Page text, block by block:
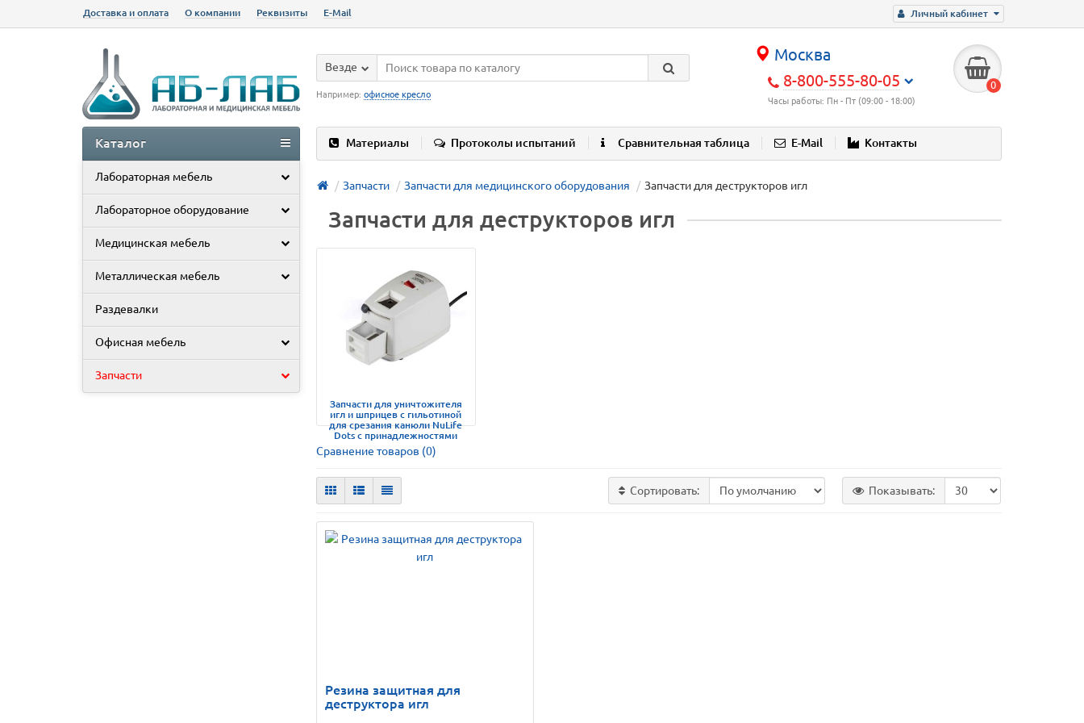
Личный кабинет
Доставка и оплата О компании Реквизиты E-Mail
Москва
8-800-555-80-05
Часы работы: Пн - Пт (09:00 - 18:00)
0
Везде
Например: офисное кресло
Материалы Протоколы испытаний Сравнительная таблица E-Mail Контакты
Каталог
Лабораторная мебель
Лабораторное оборудование
Медицинская мебель
Металлическая мебель
Раздевалки
Офисная мебель
Запчасти
Запчасти Запчасти для медицинского оборудования Запчасти для деструкторов игл
Запчасти для деструкторов игл
Запчасти для уничтожителя
игл и шприцев с гильотиной
для срезания канюли NuLife
Dots с принадлежностями
Сравнение товаров (0)
Сортировать: Показывать:
Резина защитная для
деструктора игл